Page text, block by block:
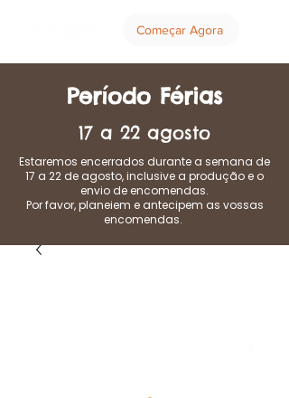
Começar Agora
Período Férias
17 a 22 agosto
Estaremos encerrados durante a semana de
17 a 22 de agosto, inclusive a produção e o
envio de encomendas.
Por favor, planeiem e antecipem as vossas
encomendas.